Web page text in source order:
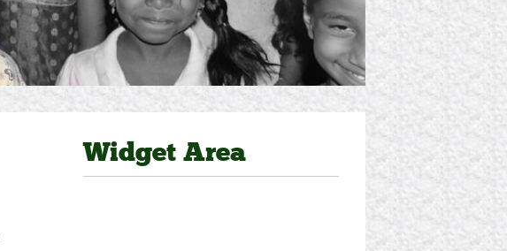
Widget Area